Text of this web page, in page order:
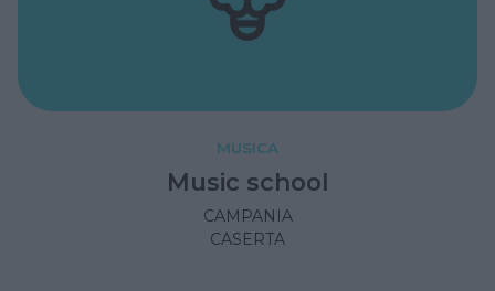
MUSICA
Music school
CAMPANIA
CASERTA